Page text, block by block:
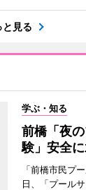
と見る
学ぶ・知る
前橋「夜
験」安全
「前橋市民プ
日、「プール